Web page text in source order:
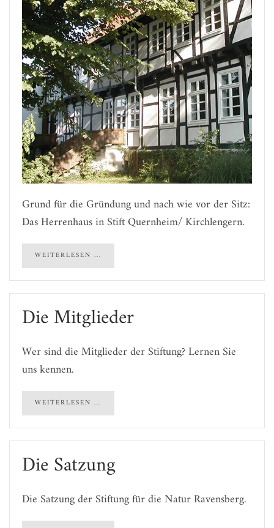
Grund für die Gründung und nach wie vor der Sitz:
Das Herrenhaus in Stift Quernheim/ Kirchlengern.
WEITERLESEN ...
Die Mitglieder
Wer sind die Mitglieder der Stiftung? Lernen Sie
uns kennen.
WEITERLESEN ...
Die Satzung
Die Satzung der Stiftung für die Natur Ravensberg.